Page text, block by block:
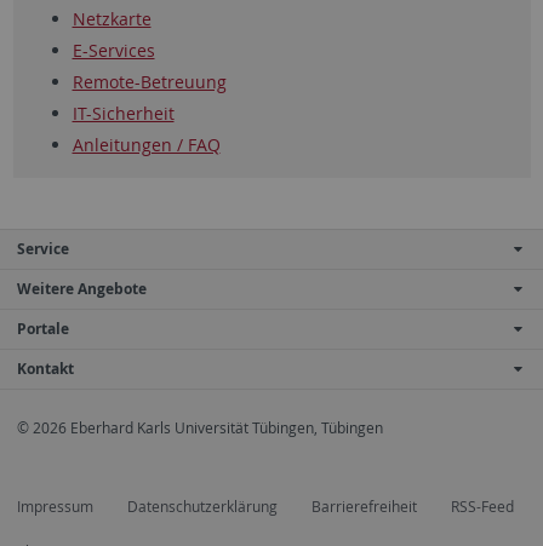
Netzkarte
E-Services
Remote-Betreuung
IT-Sicherheit
Anleitungen / FAQ
Service
Weitere Angebote
Portale
Kontakt
© 2026 Eberhard Karls Universität Tübingen, Tübingen
Impressum Datenschutzerklärung Barrierefreiheit RSS-Feed